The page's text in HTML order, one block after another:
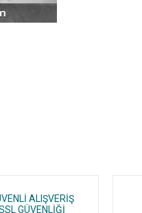
ALIŞVERİŞ
GÜVENLİĞİ